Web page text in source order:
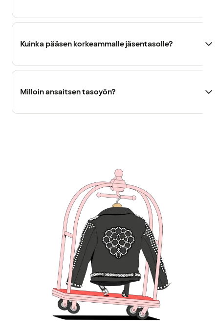
Kuinka pääsen korkeammalle jäsentasolle?
Milloin ansaitsen tasoyön?